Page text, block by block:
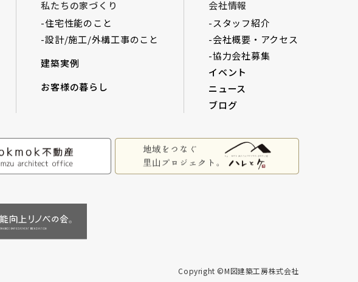
私たちの家づくり
-住宅性能のこと
-設計/施工/外構工事のこと
建築実例
お客様の暮らし
会社情報
-スタッフ紹介
-会社概要・アクセス
-協力会社募集
イベント
ニュース
ブログ
Copyright ©M図建築工房株式会社